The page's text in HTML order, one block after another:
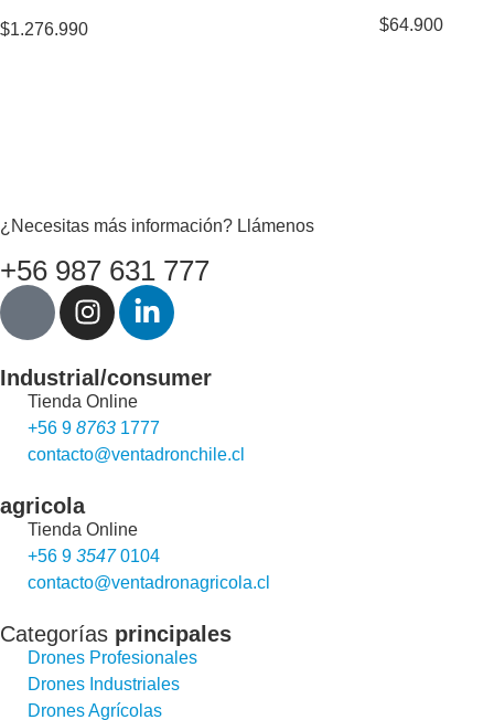
$1.276.990 $64.900
¿Necesitas más información? Llámenos
+56 987 631 777
Industrial/consumer
Tienda Online
+56 9 8763 1777
contacto@ventadronchile.cl
agricola
Tienda Online
+56 9 35470104
contacto@ventadronagricola.cl
Categorías principales
Drones Profesionales
Drones Industriales
Drones Agrícolas